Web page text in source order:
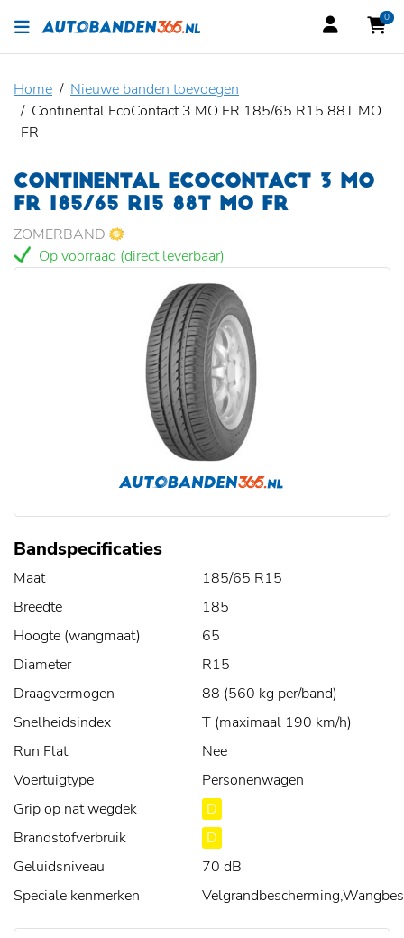
0
Home
Nieuwe banden toevoegen
Continental EcoContact 3 MO FR 185/65 R15 88T MO
FR
CONTINENTAL ECOCONTACT 3 MO
FR 185/65 R15 88T MO FR
ZOMERBAND
Op voorraad (direct leverbaar)
Bandspecificaties
Maat
185/65 R15
Breedte
185
Hoogte (wangmaat)
65
Diameter
R15
Draagvermogen
88 (560 kg per/band)
Snelheidsindex
T (maximaal 190 km/h)
Run Flat
Nee
Voertuigtype
Personenwagen
Grip op nat wegdek
D
Brandstofverbruik
D
Geluidsniveau
70 dB
Speciale kenmerken